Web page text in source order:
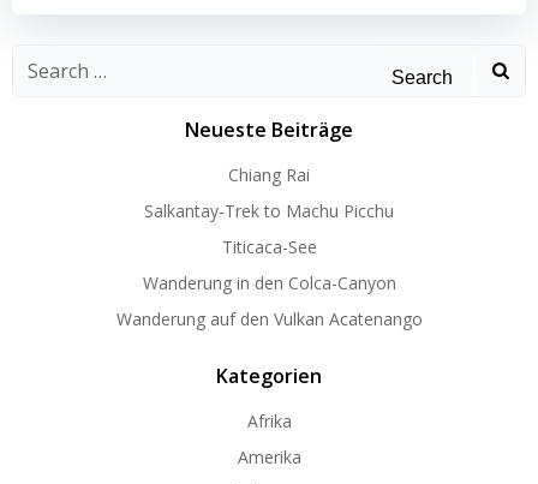
Search
Neueste Beiträge
Chiang Rai
Salkantay-Trek to Machu Picchu
Titicaca-See
Wanderung in den Colca-Canyon
Wanderung auf den Vulkan Acatenango
Kategorien
Afrika
Amerika